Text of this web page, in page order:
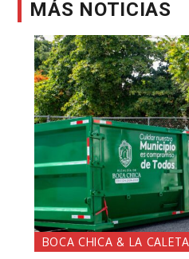
MÁS NOTICIAS
BOCA CHICA & LA CALETA